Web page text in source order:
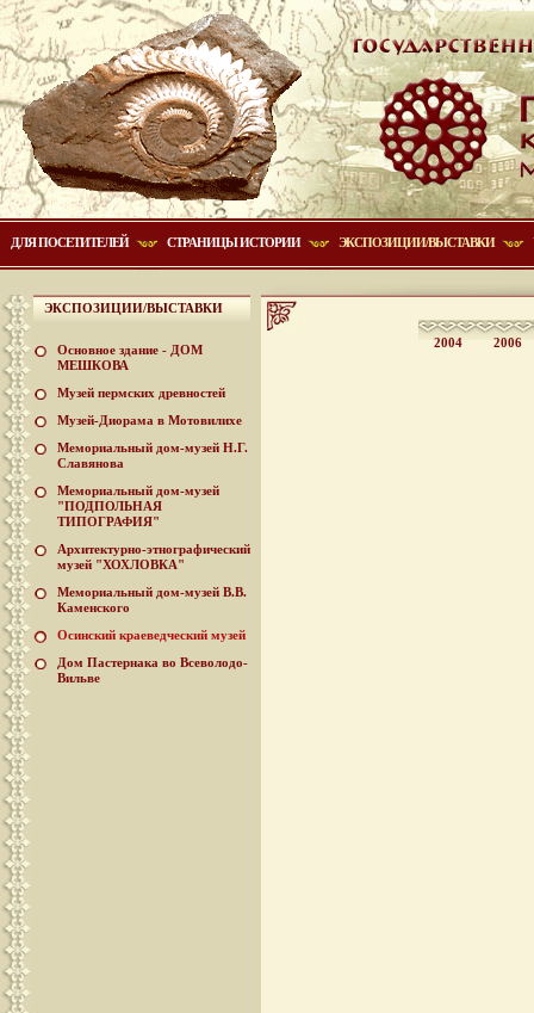
ДЛЯ ПОСЕТИТЕЛЕЙ СТРАНИЦЫ ИСТОРИИ ЭКСПОЗИЦИИ/ВЫСТАВКИ
ЭКСПОЗИЦИИ/ВЫСТАВКИ
Основное здание - ДОМ
МЕШКОВА
Музей пермских древностей
Музей-Диорама в Мотовилихе
Мемориальный дом-музей Н.Г.
Славянова
Мемориальный дом-музей
"ПОДПОЛЬНАЯ
ТИПОГРАФИЯ"
Архитектурно-этнографический
музей "ХОХЛОВКА"
Мемориальный дом-музей В.В.
Каменского
Осинский краеведческий музей
Дом Пастернака во Всеволодо-
Вильве
2004 2006